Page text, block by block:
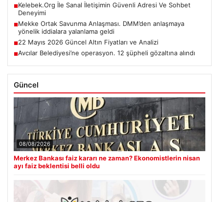
■Kelebek.Org İle Sanal İletişimin Güvenli Adresi Ve Sohbet
Deneyimi
■Mekke Ortak Savunma Anlaşması. DMM’den anlaşmaya
yönelik iddialara yalanlama geldi
■22 Mayıs 2026 Güncel Altın Fiyatları ve Analizi
■Avcılar Belediyesi’ne operasyon. 12 şüpheli gözaltına alındı
Güncel
08/08/2026
Merkez Bankası faiz kararı ne zaman? Ekonomistlerin nisan
ayı faiz beklentisi belli oldu